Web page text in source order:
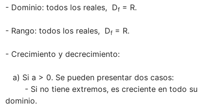
- Dominio: todos los reales,  Df = R.
- Rango: todos los reales,  Df = R.
- Crecimiento y decrecimiento:
dominio.